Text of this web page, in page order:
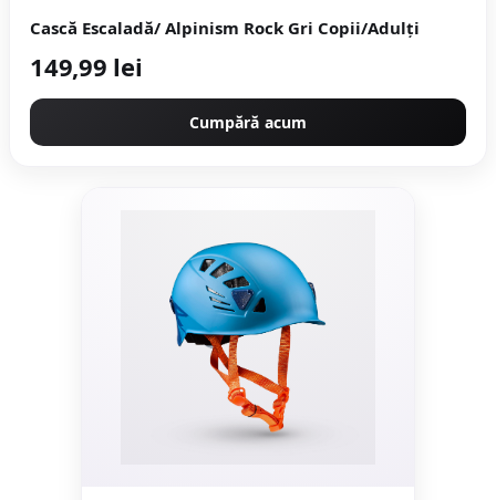
Cască Escaladă/ Alpinism Rock Gri Copii/Adulți
149,99 lei
Cumpără acum